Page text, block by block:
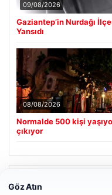
09/08/2026
Gaziantep’in Nurdağı
Yansıdı
08/08/2026
Normalde 500 kişi
çıkıyor
Göz Atın